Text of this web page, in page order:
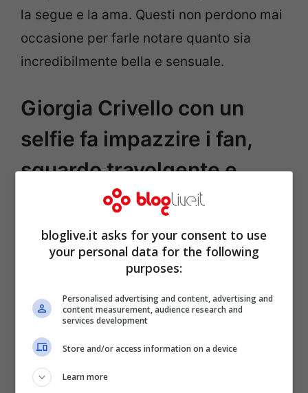
la segue e la ama. Questi non perdono mai
occasione per farle notare quanto sia
incredibilmente bella e sensuale.
Giorgia Crivello con un
selfie fa impazzire i fan,
sguardo travolgente e
scollatura da urlo
bloglive.it asks for your consent to use
your personal data for the following
purposes:
Personalised advertising and content, advertising and
content measurement, audience research and
services development
Store and/or access information on a device
Learn more